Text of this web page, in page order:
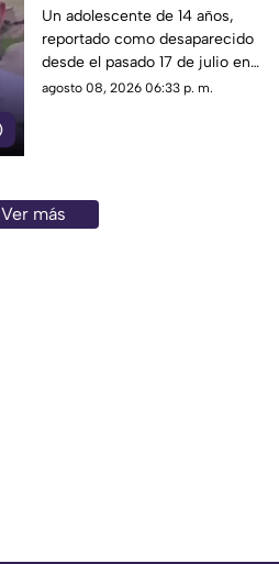
Tlaquepaque es
trasladado a Jalisco
tras ser localizado en
Michoacán
Un adolescente de 14 años,
reportado como desaparecido
desde el pasado 17 de julio en
Tlaquepaque, fue localizado
agosto 08, 2026 06:33 p. m.
Ver más